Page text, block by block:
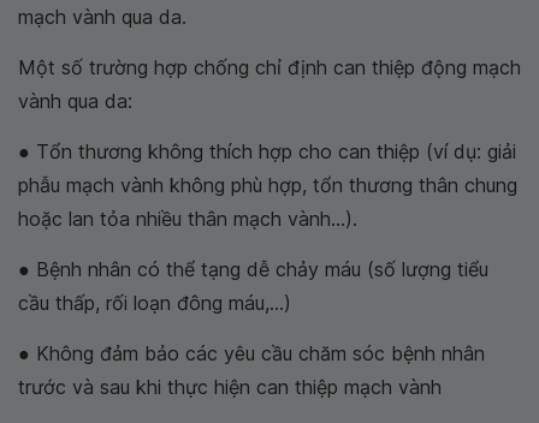
mạch vành qua da.
Một số trường hợp chống chỉ định can thiệp động mạch
vành qua da:
● Tổn thương không thích hợp cho can thiệp (ví dụ: giải
phẫu mạch vành không phù hợp, tổn thương thân chung
hoặc lan tỏa nhiều thân mạch vành...).
● Bệnh nhân có thể tạng dễ chảy máu (số lượng tiểu
cầu thấp, rối loạn đông máu,...)
● Không đảm bảo các yêu cầu chăm sóc bệnh nhân
trước và sau khi thực hiện can thiệp mạch vành